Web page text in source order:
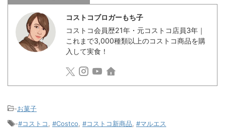
コストコブロガーもち子
コストコ会員歴21年・元コストコ店員3年｜
これまで3,000種類以上のコストコ商品を購
入して実食！
-お菓子
-#コストコ #Costco #コストコ新商品 #マルエス